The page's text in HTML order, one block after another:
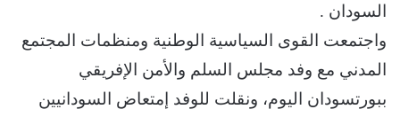
السودان .
واجتمعت القوى السياسية الوطنية ومنظمات المجتمع
المدني مع وفد مجلس السلم والأمن الإفريقي
ببورتسودان اليوم، ونقلت للوفد إمتعاض السودانيين